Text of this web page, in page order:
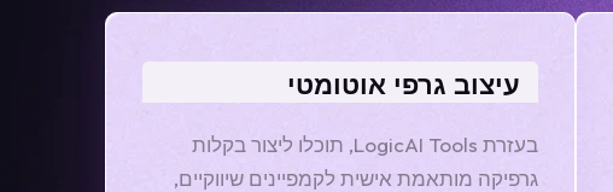
עיצוב גרפי אוטומטי
בעזרת LogicAI Tools, תוכלו ליצור בקלות
גרפיקה מותאמת אישית לקמפיינים שיווקיים,